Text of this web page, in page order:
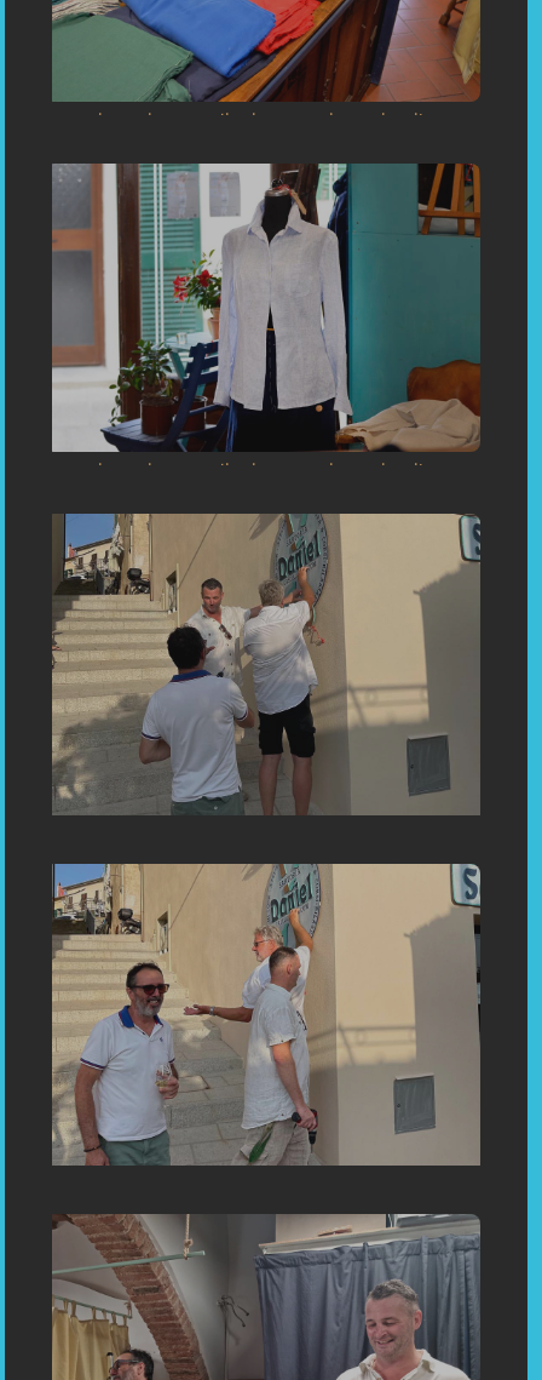
«Sartoria Su Misura Capoliveri Inaugurazione - Einweihung:
(Porto Azzurro, Portoferraio) Inauguration: Bespoken Tailoring
in Capoliveri, Porto Azzurro, Portoferraio Elba Toscani Italy »
«Sartoria Su Misura Capoliveri Inaugurazione - Einweihung:
(Porto Azzurro, Portoferraio) »
Bespoken Tailoring in Capoliveri, Porto Azzurro, Portoferraio
Elba Toscani Italy»
Bespoken Tailoring in Capoliveri, Porto Azzurro, Portoferraio
Elba Toscani Ital»